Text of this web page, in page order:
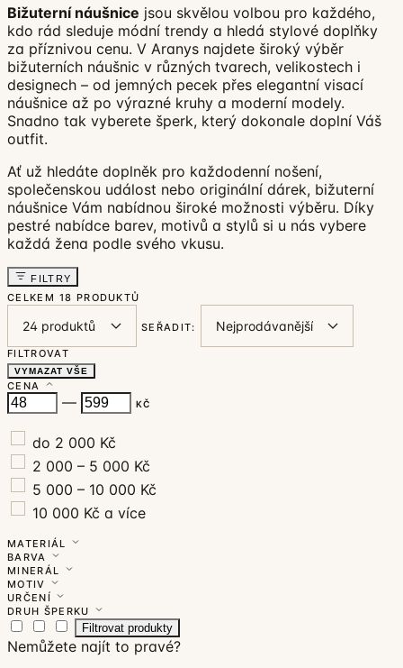
Bižuterní náušnice jsou skvělou volbou pro každého,
kdo rád sleduje módní trendy a hledá stylové doplňky
za příznivou cenu. V Aranys najdete široký výběr
bižuterních náušnic v různých tvarech, velikostech i
designech – od jemných pecek přes elegantní visací
náušnice až po výrazné kruhy a moderní modely.
Snadno tak vyberete šperk, který dokonale doplní Váš
outfit.
Ať už hledáte doplněk pro každodenní nošení,
společenskou událost nebo originální dárek, bižuterní
náušnice Vám nabídnou široké možnosti výběru. Díky
pestré nabídce barev, motivů a stylů si u nás vybere
každá žena podle svého vkusu.
FILTRY
CELKEM 18 PRODUKTŮ
SEŘADIT:
FILTROVAT
VYMAZAT VŠE
CENA
— KČ
do 2 000 Kč
2 000 – 5 000 Kč
5 000 – 10 000 Kč
10 000 Kč a více
MATERIÁL
BARVA
MINERÁL
MOTIV
URČENÍ
DRUH ŠPERKU
Filtrovat produkty
Nemůžete najít to pravé?